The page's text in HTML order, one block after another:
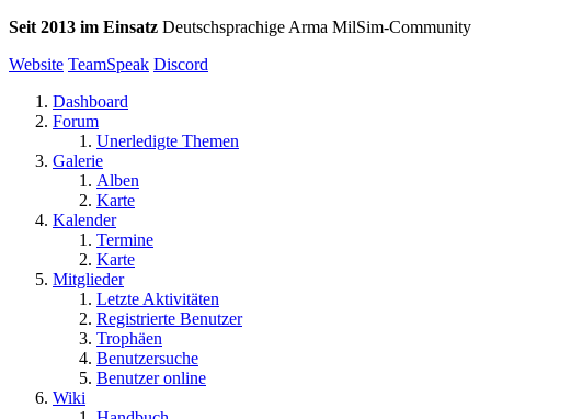
Seit 2013 im Einsatz Deutschsprachige Arma MilSim-Community
Website TeamSpeak Discord
Dashboard
Forum
Unerledigte Themen
Galerie
Alben
Karte
Kalender
Termine
Karte
Mitglieder
Letzte Aktivitäten
Registrierte Benutzer
Trophäen
Benutzersuche
Benutzer online
Wiki